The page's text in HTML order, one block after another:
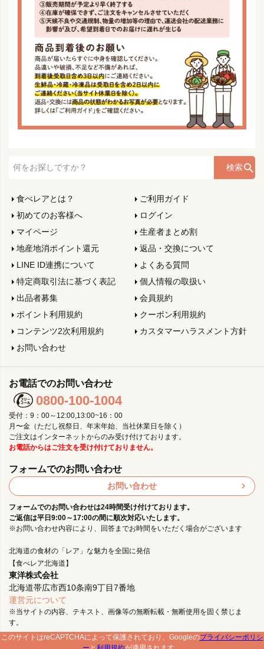
検索
食べレアとは？
ご利用ガイド
初めてのお客様へ
ログイン
マイページ
生産者まとめ割
地産地消ポイント還元
返品・交換について
LINE ID連携について
よくある質問
特定商取引法に基づく表記
個人情報の取扱い
出品者募集
会員規約
ポイント利用規約
クーポン利用規約
コンテンツ2次利用規約
カスタマーハラスメント方針
お問い合わせ
北海道の食材の「レア」な魅力を全国に発信
【食べレア北海道】
東洋株式会社
北海道帯広市西10条南9丁目7番地
運営元について
※当サイトの内容、テキスト、画像等の無断転載・無断使用を固く禁じま
す。
お電話でのお問い合わせ
0800-100-1004
受付：9：00～12:00,13:00~16：00
月〜金（ただし祝祭日、年末年始、当社休業日を除く）
ご注文はインターネットからのみ受け付けております。
お電話からはご注文を受け付けておりません。
フォームでのお問い合わせ
お問い合わせ
フォームでのお問い合わせは24時間受け付けております。
ご返信は平日9:00～17:00の間に順次対応いたします。
※お問い合わせ内容により、回答までお時間をいただく場合がございます
このサイトはreCAPTCHAによって保護されており、Googleのプライバシーポリシ